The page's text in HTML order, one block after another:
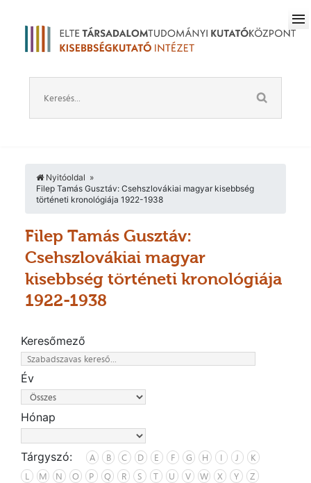
Nyitóoldal
Filep Tamás Gusztáv: Csehszlovákiai magyar kisebbség
történeti kronológiája 1922-1938
Filep Tamás Gusztáv:
Csehszlovákiai magyar
kisebbség történeti kronológiája
1922-1938
Keresőmező
Év
Hónap
Tárgyszó: A B C D E F G H I J
K
L
M N O P Q R S T U V W X Y Z